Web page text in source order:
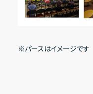
※パースはイメージです